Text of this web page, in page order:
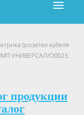
(розетки кабеля
УНИВЕРСАЛ/О0023.
продукции